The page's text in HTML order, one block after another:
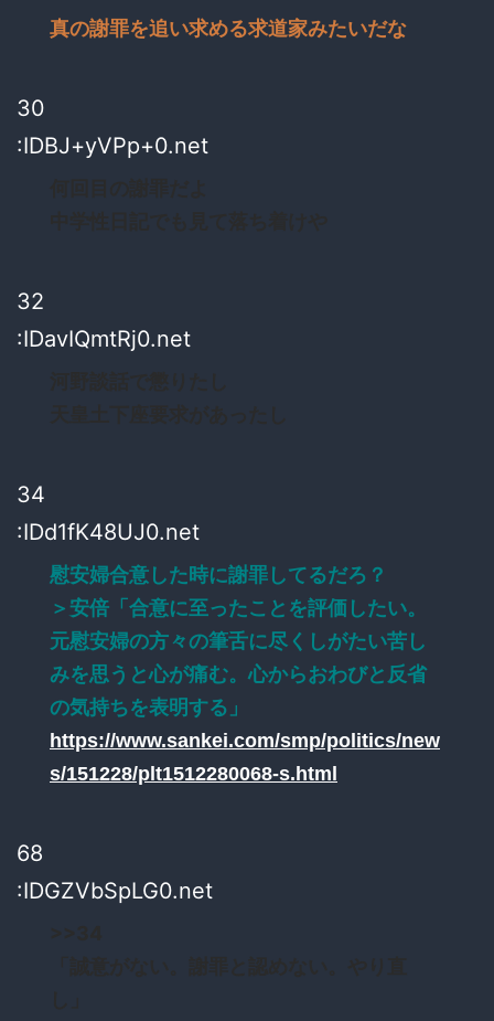
真の謝罪を追い求める求道家みたいだな
30
:IDBJ+yVPp+0.net
32
:IDavIQmtRj0.net
34
:IDd1fK48UJ0.net
慰安婦合意した時に謝罪してるだろ？
＞安倍「合意に至ったことを評価したい。
元慰安婦の方々の筆舌に尽くしがたい苦し
みを思うと心が痛む。心からおわびと反省
の気持ちを表明する」
https://www.sankei.com/smp/politics/new
s/151228/plt1512280068-s.html
68
:IDGZVbSpLG0.net